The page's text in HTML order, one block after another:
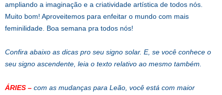
ampliando a imaginação e a criatividade artística de todos nós.
Muito bom! Aproveitemos para enfeitar o mundo com mais
feminilidade. Boa semana pra todos nós!
Confira abaixo as dicas pro seu signo solar. E, se você conhece o
seu signo ascendente, leia o texto relativo ao mesmo também.
ÁRIES – com as mudanças para Leão, você está com maior